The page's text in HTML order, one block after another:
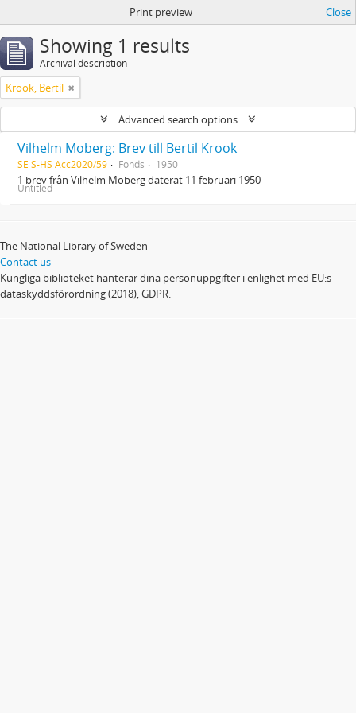
Print preview Close
Showing 1 results
Archival description
Krook, Bertil
Advanced search options
Vilhelm Moberg: Brev till Bertil Krook
SE S-HS Acc2020/59 Fonds 1950
1 brev från Vilhelm Moberg daterat 11 februari 1950
Untitled
The National Library of Sweden
Contact us
Kungliga biblioteket hanterar dina personuppgifter i enlighet med EU:s
dataskyddsförordning (2018), GDPR.